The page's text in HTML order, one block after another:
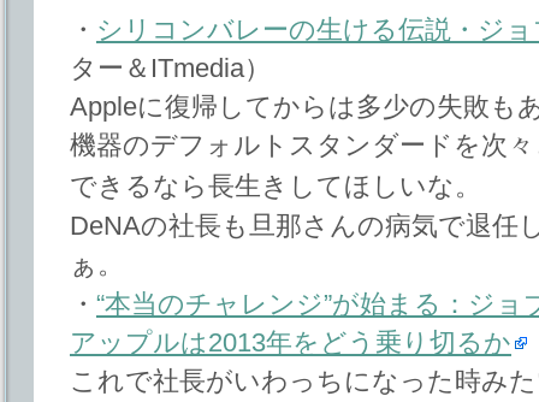
・ シリコンバレーの生ける伝説・ジ
ター＆ITmedia）
Appleに復帰してからは多少の失敗も
機器のデフォルトスタンダードを次
できるなら長生きしてほしいな。
DeNAの社長も旦那さんの病気で退任
ぁ。
・ “本当のチャレンジ”が始まる：ジ
アップルは2013年をどう乗り切るか
これで社長がいわっちになった時み